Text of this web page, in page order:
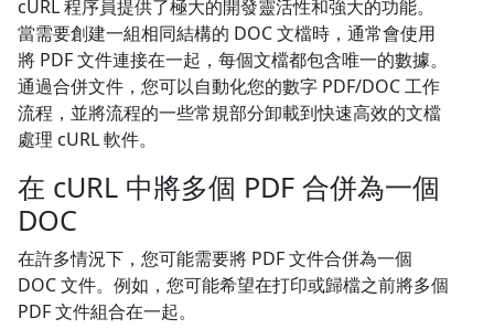
cURL 程序員提供了極大的開發靈活性和強大的功能。
當需要創建一組相同結構的 DOC 文檔時，通常會使用
將 PDF 文件連接在一起，每個文檔都包含唯一的數據。
通過合併文件，您可以自動化您的數字 PDF/DOC 工作
流程，並將流程的一些常規部分卸載到快速高效的文檔
處理 cURL 軟件。
在 cURL 中將多個 PDF 合併為一個
DOC
在許多情況下，您可能需要將 PDF 文件合併為一個
DOC 文件。例如，您可能希望在打印或歸檔之前將多個
PDF 文件組合在一起。